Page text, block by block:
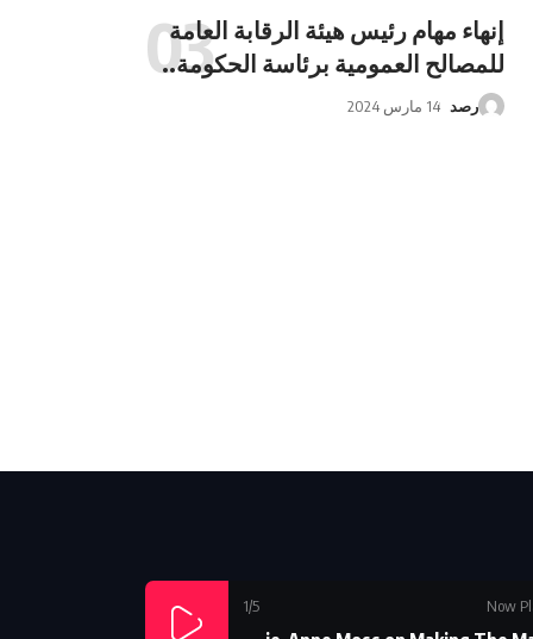
إنهاء مهام رئيس هيئة الرقابة العامة
للمصالح العمومية برئاسة الحكومة..
رصد 14 مارس 2024
Now
1/5